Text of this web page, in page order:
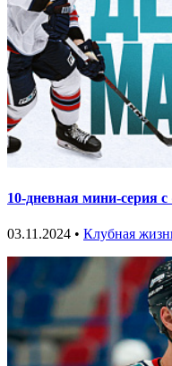
10-дневная мини-серия
03.11.2024 • Клубная